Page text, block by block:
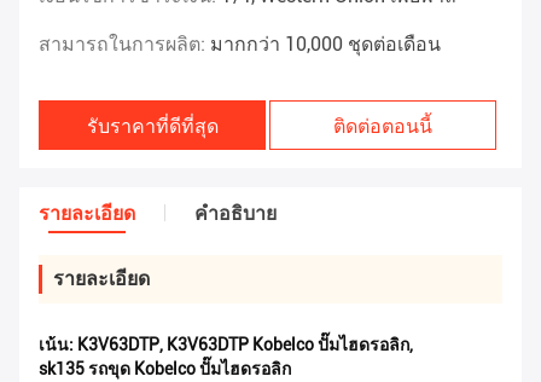
สามารถในการผลิต: มากกว่า 10,000 ชุดต่อเดือน
รับราคาที่ดีที่สุด ติดต่อตอนนี้
รายละเอียด คําอธิบาย
รายละเอียด
เน้น: K3V63DTP, K3V63DTP Kobelco ปั๊มไฮดรอลิก,
sk135 รถขุด Kobelco ปั๊มไฮดรอลิก